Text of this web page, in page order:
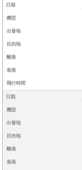
日期
機型
出發地
目的地
離港
進港
飛行時間
日期
機型
出發地
目的地
離港
進港